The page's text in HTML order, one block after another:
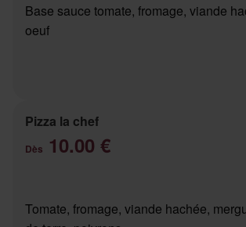
Base sauce tomate, fromage, viande
oeuf
Pizza la chef
Dès 10.00 €
Tomate, fromage, viande hachée,